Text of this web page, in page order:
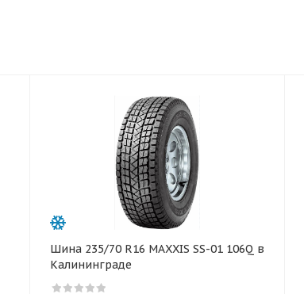
раз в 2 недели
Шина 235/70 R16 MAXXIS SS-01 106Q в
Калининграде